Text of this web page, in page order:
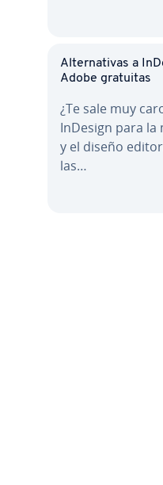
Al­te­r­na­ti­vas a
Adobe gratuitas
¿Te sale muy
InDesign para la
y el diseño
las…